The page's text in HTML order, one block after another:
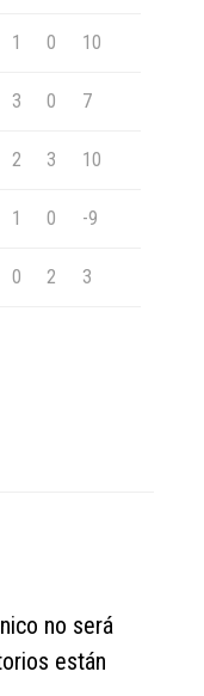
1 0 10
3 0 7
2 3 10
1 0 -9
0 2 3
no será
están